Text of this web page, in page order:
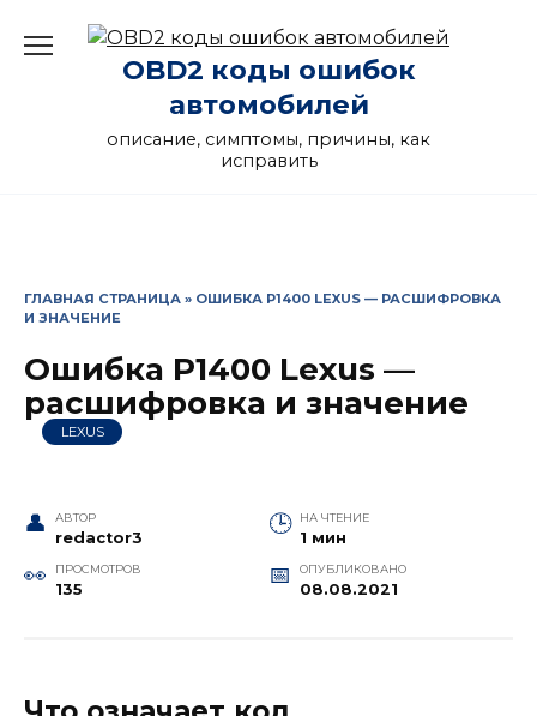
содержаниюOBD2 коды ошибок
автомобилей
описание, симптомы, причины, как
исправить
ГЛАВНАЯ СТРАНИЦА » ОШИБКА P1400 LEXUS — РАСШИФРОВКА
И ЗНАЧЕНИЕ
Ошибка P1400 Lexus —
расшифровка и значение
LEXUS
АВТОР
redactor3
НА ЧТЕНИЕ
1 мин
ПРОСМОТРОВ
135
ОПУБЛИКОВАНО
08.08.2021